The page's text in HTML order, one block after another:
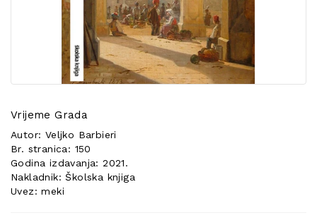
Vrijeme Grada
Autor: Veljko Barbieri
Br. stranica: 150
Godina izdavanja: 2021.
Nakladnik: Školska knjiga
Uvez: meki